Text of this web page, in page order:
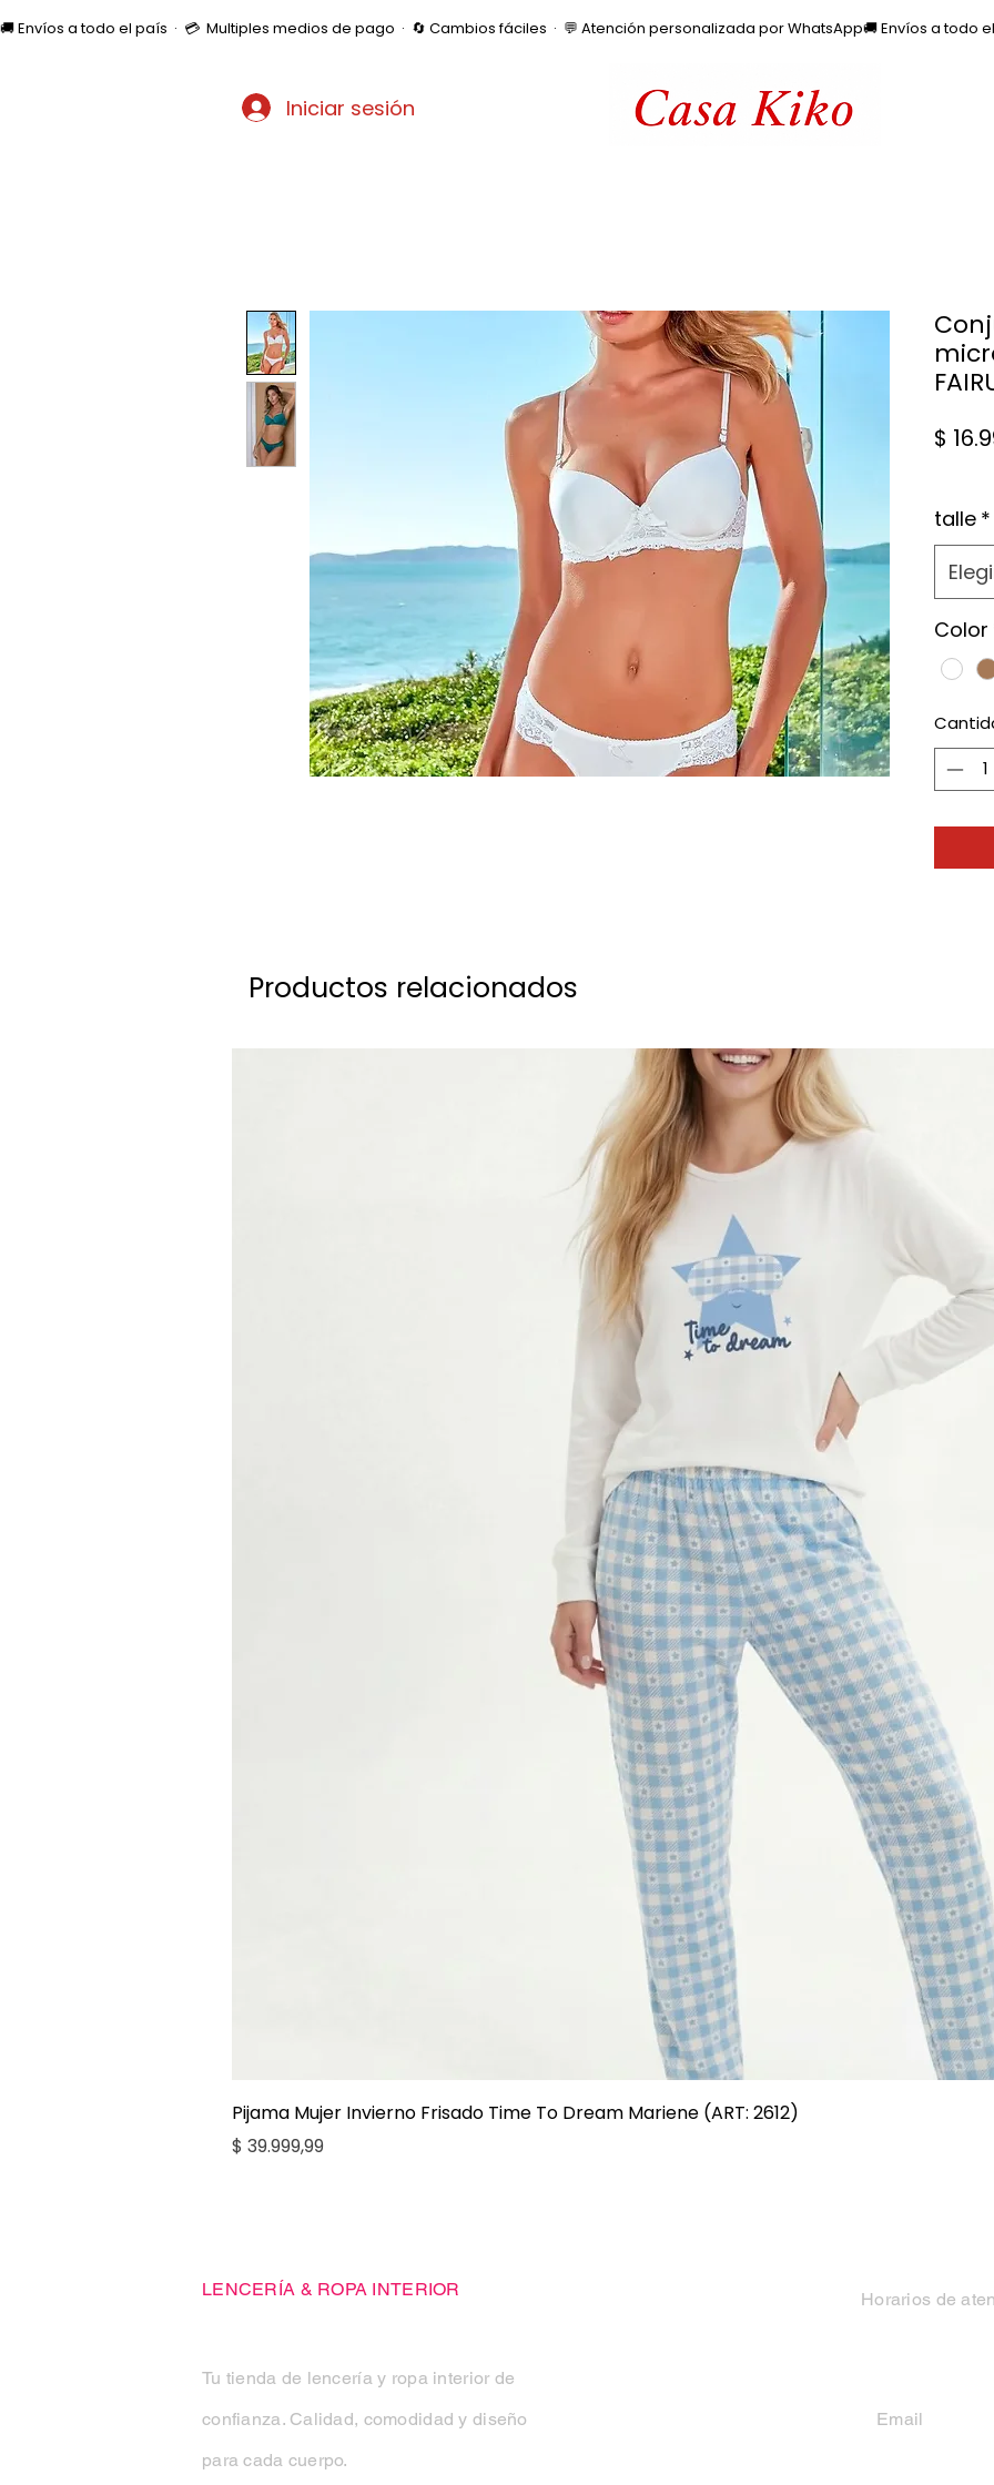
🚚 Envíos a todo el país  ·  💳  Multiples medios de pago  ·  🔄 Cambios fáciles  ·  💬 Atención personalizada por WhatsApp
Iniciar sesión
Productos relacionados
Vista rápida
Pijama Mujer Invierno Frisado Time To Dream Mariene (ART: 2612)
Precio
$ 39.999,99
$
talle *
Color
LENCERÍA & ROPA INTERIOR
Tu tienda de lencería y ropa interior de
confianza. Calidad, comodidad y diseño
para cada cuerpo.
Horarios de
Email